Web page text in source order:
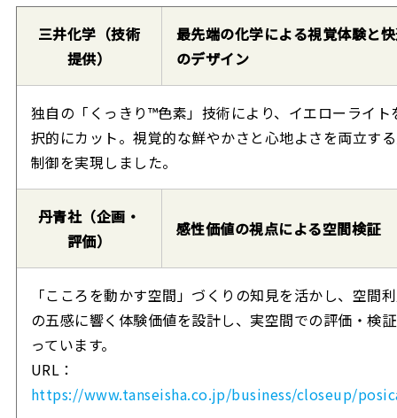
三井化学（技術
提供）
最先端の化学による視覚体験と
のデザイン
独自の「くっきり™色素」技術により、イエローライト
択的にカット。視覚的な鮮やかさと心地よさを両立す
制御を実現しました。
丹青社（企画・
評価）
感性価値の視点による空間検証
「こころを動かす空間」づくりの知見を活かし、空間
の五感に響く体験価値を設計し、実空間での評価・検
っています。
URL：
https://www.tanseisha.co.jp/business/closeup/